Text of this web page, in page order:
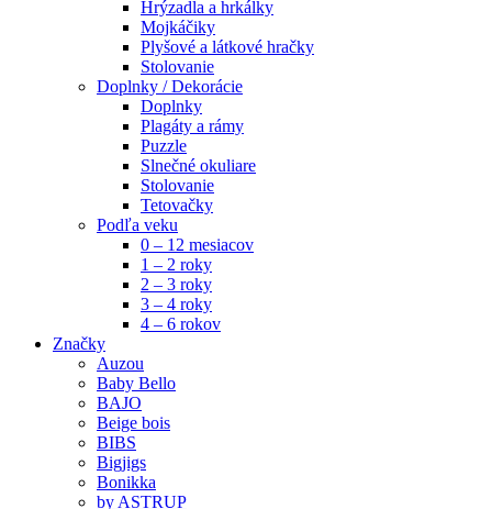
Hrýzadla a hrkálky
Mojkáčiky
Plyšové a látkové hračky
Stolovanie
Doplnky / Dekorácie
Doplnky
Plagáty a rámy
Puzzle
Slnečné okuliare
Stolovanie
Tetovačky
Podľa veku
0 – 12 mesiacov
1 – 2 roky
2 – 3 roky
3 – 4 roky
4 – 6 rokov
Značky
Auzou
Baby Bello
BAJO
Beige bois
BIBS
Bigjigs
Bonikka
by ASTRUP